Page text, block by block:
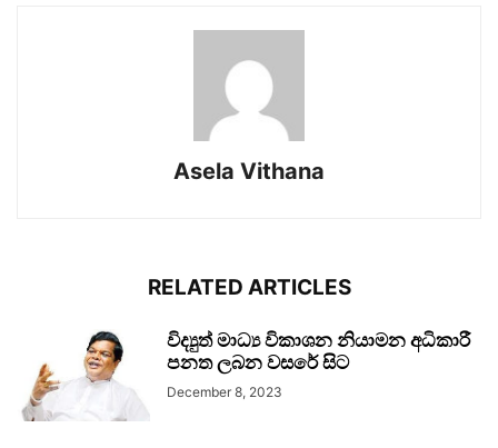
Asela Vithana
RELATED ARTICLES
විද්‍යුත් මාධ්‍ය විකාශන නියාමන අධිකාරී
පනත ලබන වසරේ සිට
December 8, 2023